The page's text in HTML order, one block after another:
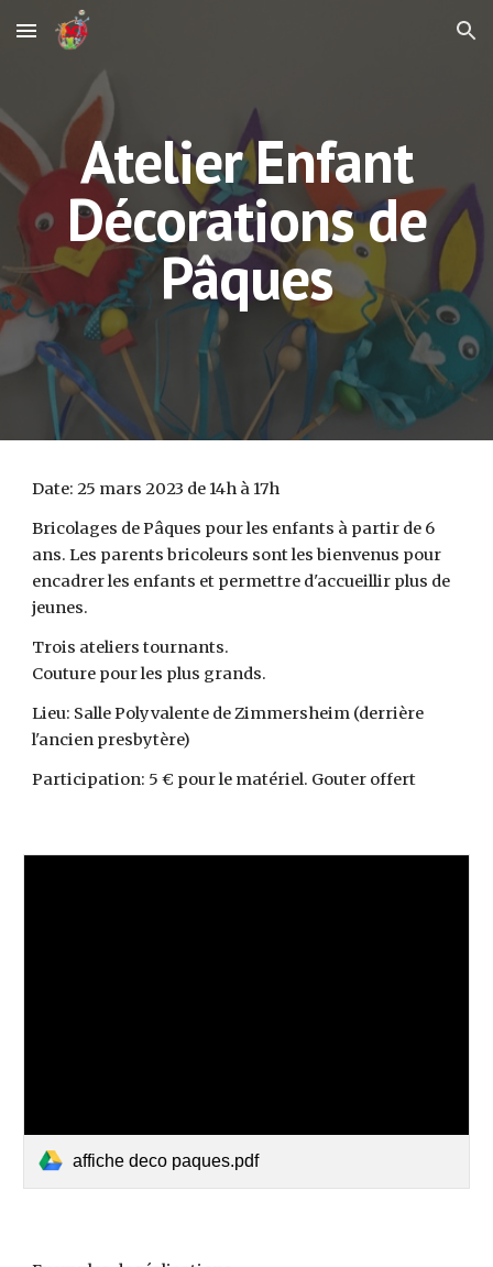
Skip to main content Skip to navigation
Atelier Enfant
Décorations de
Pâques
Date: 25 mars 2023 de 14h à 17h
Bricolages de Pâques pour les enfants à partir de 6
ans. Les parents bricoleurs sont les bienvenus pour
encadrer les enfants et permettre d'accueillir plus de
jeunes.
Trois ateliers tournants.
Couture pour les plus grands.
Lieu: Salle Polyvalente de Zimmersheim (derrière
l'ancien presbytère)
Participation: 5 € pour le matériel. Gouter offert
affiche deco paques.pdf